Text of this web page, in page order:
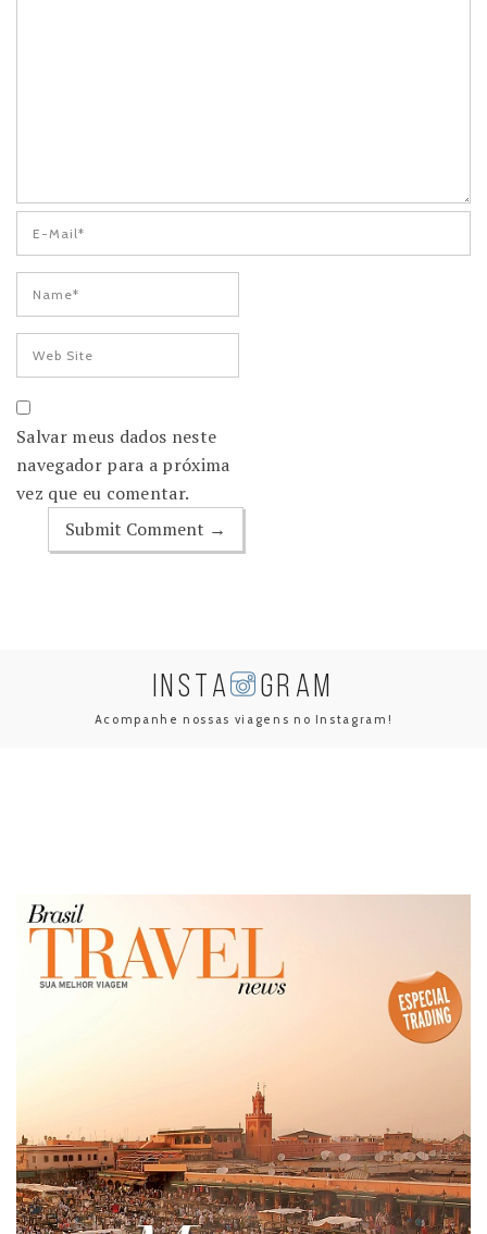
Salvar meus dados neste
navegador para a próxima
vez que eu comentar.
INSTA GRAM
Acompanhe nossas viagens no Instagram!